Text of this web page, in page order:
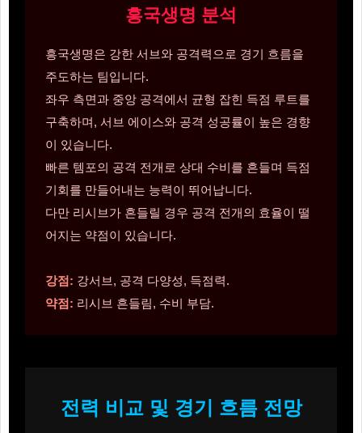
흥국생명 분석
흥국생명은 강한 서브와 공격력으로 경기 흐름을
주도하는 팀입니다.
좌우 측면과 중앙 공격에서 균형 잡힌 득점 루트를
구축하며, 서브 에이스와 공격 성공률이 높은 경향
이 있습니다.
빠른 템포의 공격 전개로 상대 수비를 흔들며 득점
기회를 만들어내는 능력이 뛰어납니다.
다만 리시브가 흔들릴 경우 공격 전개의 효율이 떨
어지는 약점이 있습니다.
강점: 강서브, 공격 다양성, 득점력.
약점: 리시브 흔들림, 수비 부담.
전력 비교 및 경기 흐름 전망